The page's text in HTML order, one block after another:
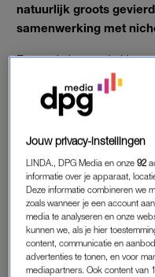
natuurlijk groots
samenwerking met
En goed nieuws: de
Wie Fugazzi nog niet kent:
nicheparfummerk dat
werd in 2018 opgericht in
unisexgeuren. De geur
favoriet. De parfums
50 milliliter.
Jouw privacy-instellingen
LINDA., DPG Media en onze92
informatie over je apparaat,
Deze informatie combineren we
zoals wanneer je een account
media te analyseren en onze
kunnen we, als je hier
content, communicatie en
advertenties te tonen, en voor
mediapartners. Ook content van